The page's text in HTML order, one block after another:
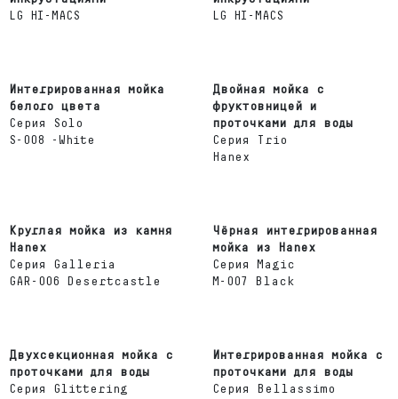
LG HI-MACS
LG HI-MACS
Интегрированная мойка
белого цвета
Серия Solo
S-008 -White
Двойная мойка с
фруктовницей и
проточками для воды
Серия Trio
Hanex
Круглая мойка из камня
Hanex
Серия Galleria
GAR-006 Desertcastle
Чёрная интегрированная
мойка из Hanex
Серия Magic
M-007 Black
Двухсекционная мойка с
проточками для воды
Серия Glittering
Интегрированная мойка с
проточками для воды
Серия Bellassimo